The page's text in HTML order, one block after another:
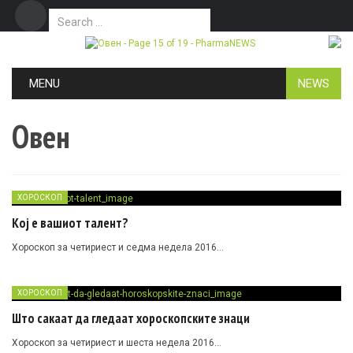
Search for:
MENU NEWS
Овен
ХОРОСКОП
Кој е вашиот талент?
Хороскоп за четириест и седма недела 2016…
ХОРОСКОП
Што сакаат да гледаат хороскопските знаци
Хороскоп за четириест и шеста недела 2016…